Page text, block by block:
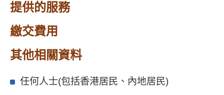
提供的服務
繳交費用
其他相關資料
任何人士(包括香港居民、內地居民)